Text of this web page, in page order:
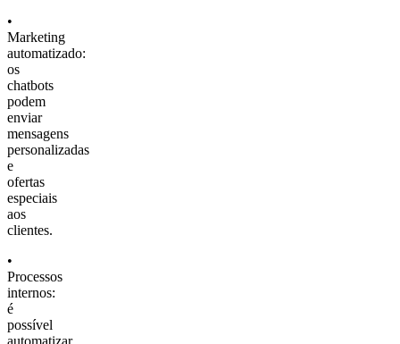
•
Marketing
automatizado:
os
chatbots
podem
enviar
mensagens
personalizadas
e
ofertas
especiais
aos
clientes.
•
Processos
internos:
é
possível
automatizar